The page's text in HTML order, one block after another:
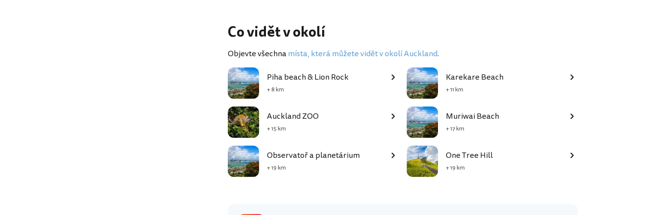
Co vidět v okolí
Objevte všechnamísta, která můžete vidět v okolí Auckland.
Piha beach & Lion Rock
+ 8 km
Karekare Beach
+ 11 km
Auckland ZOO
+ 15 km
Muriwai Beach
+ 17 km
Observatoř a planetárium
+ 19 km
One Tree Hill
+ 19 km